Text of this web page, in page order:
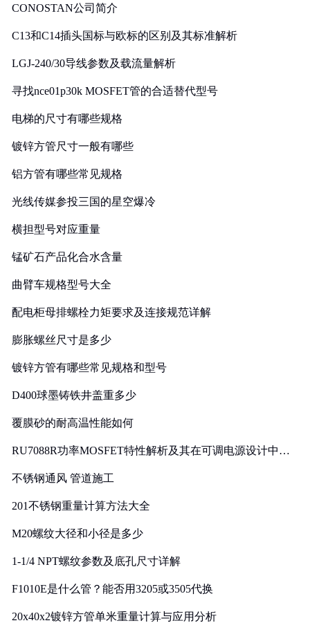
CONOSTAN公司简介
C13和C14插头国标与欧标的区别及其标准解析
LGJ-240/30导线参数及载流量解析
寻找nce01p30k MOSFET管的合适替代型号
电梯的尺寸有哪些规格
镀锌方管尺寸一般有哪些
铝方管有哪些常见规格
光线传媒参投三国的星空爆冷
横担型号对应重量
锰矿石产品化合水含量
曲臂车规格型号大全
配电柜母排螺栓力矩要求及连接规范详解
膨胀螺丝尺寸是多少
镀锌方管有哪些常见规格和型号
D400球墨铸铁井盖重多少
覆膜砂的耐高温性能如何
RU7088R功率MOSFET特性解析及其在可调电源设计中的
不锈钢通风 管道施工
201不锈钢重量计算方法大全
M20螺纹大径和小径是多少
1-1/4 NPT螺纹参数及底孔尺寸详解
F1010E是什么管？能否用3205或3505代换
20x40x2镀锌方管单米重量计算与应用分析